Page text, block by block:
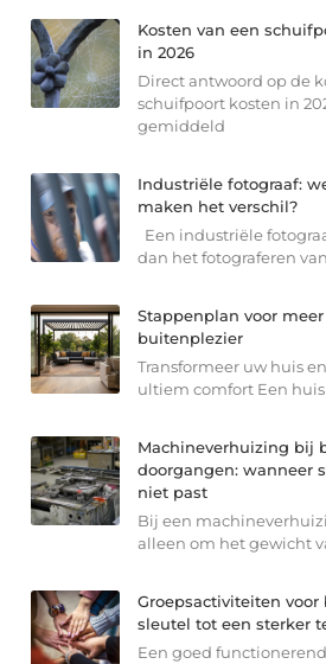
Kosten van een
in 2026
Direct antwoord op de
schuifpoort kosten in
gemiddeld
Industriële fotograaf:
maken het verschil?
Een industriële
dan het fotograferen
Stappenplan voor
buitenplezier
Transformeer uw huis
ultiem comfort Een huis
Machineverhuizing bij
doorgangen: wanneer
niet past
Bij een
alleen om het gewicht
Groepsactiviteiten voor
sleutel tot een sterker
Een goed